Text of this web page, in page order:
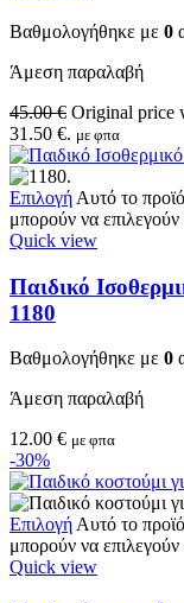
Βαθμολογήθηκε με 0
Άμεση παραλαβή
45.00€ Original price
31.50 €. με φπα
Επιλογή Αυτό το
μπορούν να
Quick view
Παιδικό
1180
Βαθμολογήθηκε με 0
Άμεση παραλαβή
12.00 € με φπα
-30%
ΕπιλογήΑυτό το
μπορούν να
Quick view